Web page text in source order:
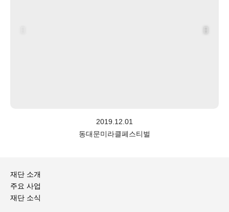
2019.12.01
동대문미라클페스티벌
재단 소개
주요 사업
재단 소식